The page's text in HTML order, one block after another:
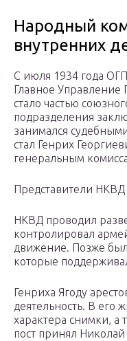
Народный
внутренних
С июля 1934 года
Главное Управление
стало частью
подразделения
занимался
стал Генрих
генеральным
Представители НКВД
НКВД проводил
контролировал
движение. Позже
которые
Генриха Ягоду
деятельность. В
характера снимки, а
пост принял